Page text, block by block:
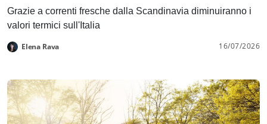
Grazie a correnti fresche dalla Scandinavia diminuiranno i
valori termici sull'Italia
Elena Rava 16/07/2026